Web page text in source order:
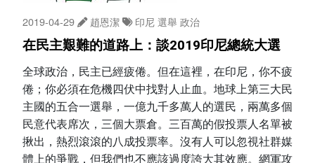
2019-04-29 趙恩潔 印尼選舉 政治
在民主艱難的道路上：談2019印尼總統大選
全球政治，民主已經疲倦。但在這裡，在印尼，你不疲
倦；你必須在危機四伏中找對人止血。地球上第三大民
主國的五合一選舉，一億九千多萬人的選民，兩萬多個
民意代表席次，三個大票倉。三百萬的假投票人名單被
揪出，熱烈滾滾的八成投票率。沒有人可以忽視社群媒
體上的爭戰，但我們也不應該過度誇大其效應。網軍攻